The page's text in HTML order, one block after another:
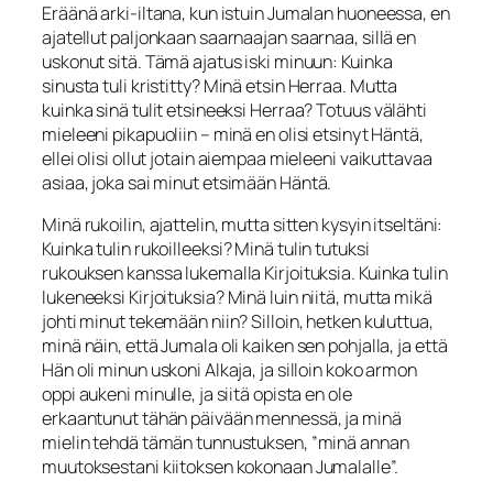
Eräänä arki-iltana, kun istuin Jumalan huoneessa, en
ajatellut paljonkaan saarnaajan saarnaa, sillä en
uskonut sitä. Tämä ajatus iski minuun: Kuinka
sinusta tuli kristitty?Minä etsin Her­raa. Mutta
kuinka sinä tulit etsineeksi Herraa?Totuus välähti
mieleeni pikapuoliin – minä en olisi etsinyt Häntä,
ellei olisi ollut jotain aiempaa mieleeni vaikuttavaa
asiaa, joka sai minut etsimäänHäntä.
Minä rukoilin, ajattelin, mutta sitten kysyin itseltäni:
Kuinka tulin rukoilleeksi?Minä tulin tutuksi
rukouksen kanssa lukemalla Kirjoituksia. Kuinka tulin
lukeneeksi Kirjoituksia?Minä luin niitä, mutta mikä
johti minut tekemään niin? Silloin, hetken kuluttua,
minä näin, että Jumala oli kaiken sen pohjalla, ja että
Hän oli minun uskoni Alkaja, ja silloin koko armon
oppi aukeni mi­nulle, ja siitä opista en ole
erkaantunut tähän päivään mennessä, ja minä
mielin teh­dä tämän tunnustuksen, ”minä annan
muutoksestani kiitoksen kokonaan Jumalalle”.